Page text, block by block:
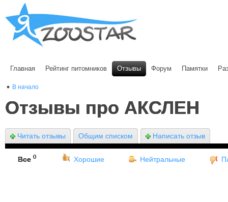
Главная Рейтинг питомников Отзывы Форум Памятки
В начало
Отзывы про АКСЛЕН
Читать отзывы Общим списком Написать отзыв
Все 0 Хорошие Нейтральные